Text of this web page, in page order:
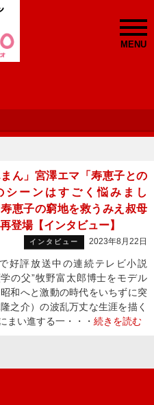
MENU
まん」宮澤エマ「寿恵子との
シーンはすごく悩みまし
恵子の窮地を救うみえ叔母
登場【インタビュー】
インタビュー 2023年8月22日
好評放送中の連続テレビ小説
の父”牧野富太郎博士をモデル
和へと激動の時代をいちずに突
之介）の波乱万丈な生涯を描く
まい進する一・・・ 続きを読む